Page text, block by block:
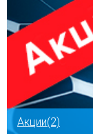
Акции(2)